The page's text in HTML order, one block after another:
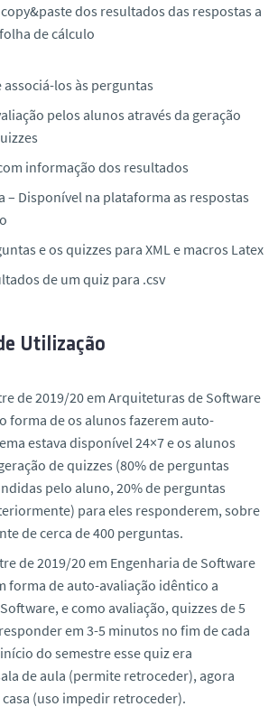
dos resultados das respostas a
de cálculo
los às perguntas
pelos alunos através da geração
informação dos resultados
– Disponível na plataforma as respostas
e os quizzes para XML e macros Latex
de um quiz para .csv
Utilização
de 2019/20 em Arquiteturas de Software
forma de os alunos fazerem auto-
estava disponível 24×7 e os alunos
de quizzes (80% de perguntas
pelo aluno, 20% de perguntas
para eles responderem, sobre
de cerca de 400 perguntas.
de 2019/20 em Engenharia de Software
forma de auto-avaliação idêntico a
e como avaliação, quizzes de 5
em 3-5 minutos no fim de cada
do semestre esse quiz era
de aula (permite retroceder), agora
casa (uso impedir retroceder).